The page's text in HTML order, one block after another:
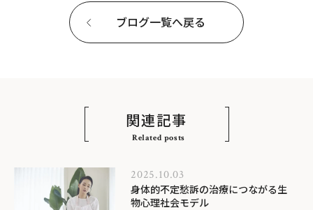
ブログ一覧へ戻る
関連記事
Related posts
2025.10.03
身体的不定愁訴の治療につながる生
物心理社会モデル